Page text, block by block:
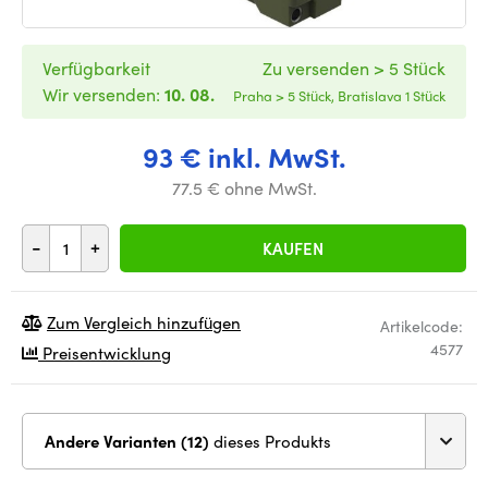
93 € inkl. MwSt.
77.5 € ohne MwSt.
- + KAUFEN
Verfügbarkeit
Wir versenden: 10. 08.
Zu versenden > 5 Stück
Praha > 5 Stück, Bratislava 1 Stück
Artikelcode:
4577
Zum Vergleich hinzufügen
Preisentwicklung
Andere Varianten (12) dieses Produkts